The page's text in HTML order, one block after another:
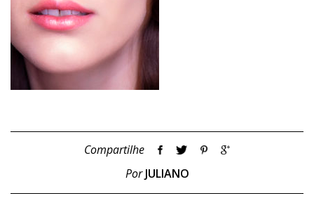
Compartilhe
PorJULIANO